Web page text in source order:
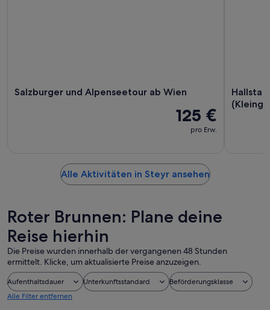
Salzburger und Alpenseetour ab Wien
125 €
pro Erw.
Alle Aktivitäten in Steyr ansehen
Roter Brunnen: Plane deine
Reise hierhin
Die Preise wurden innerhalb der vergangenen 48 Stunden
ermittelt. Klicke, um aktualisierte Preise anzuzeigen.
Aufenthaltsdauer Unterkunftsstandard
Beförderungsklasse
Alle Filter entfernen